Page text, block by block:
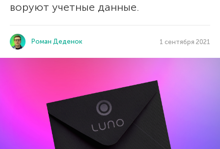
воруют учетные данные.
Роман Деденок 1 сентября 2021